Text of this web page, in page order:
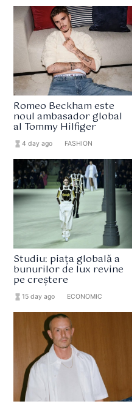
Romeo Beckham este
noul ambasador global
al Tommy Hilfiger
hourglass_full4 day ago FASHION
Studiu: piața globală a
bunurilor de lux revine
pe creștere
hourglass_full15 day ago ECONOMIC